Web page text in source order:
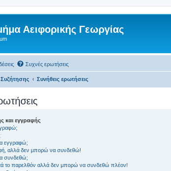
Αειφορικής Γεωργίας
Συχνές ερωτήσεις
Συνήθεις ερωτήσεις
και εγγραφής
εγγραφώ;
αλλά δεν μπορώ να συνδεθώ!
συνδεθώ;
το παρελθόν αλλά δεν μπορώ να συνδεθώ πλέον!